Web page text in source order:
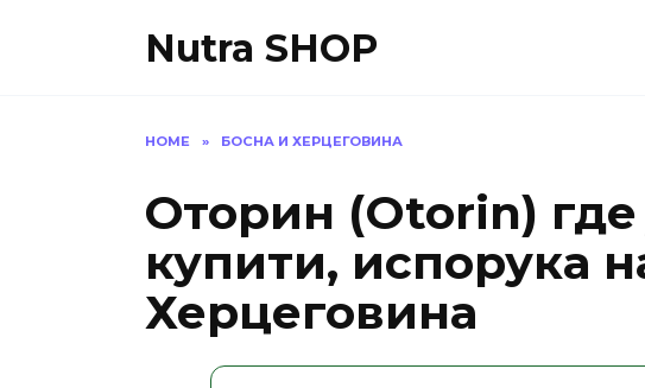
Nutra SHOP
HOME » БОСНА И ХЕРЦЕГОВИНА
Оторин (Otorin) где
купити, испорука
Херцеговина